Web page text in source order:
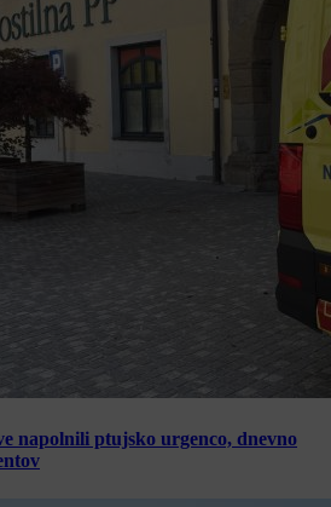
napolnili ptujsko urgenco, dnevno